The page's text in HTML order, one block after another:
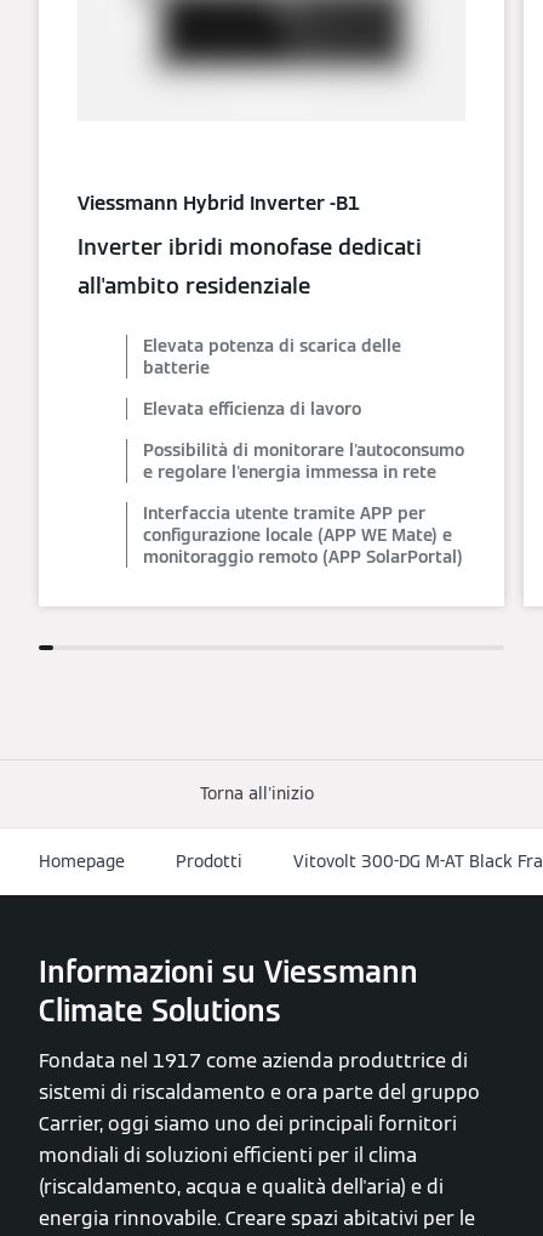
Viessmann Hybrid Inverter -B1
Inverter ibridi monofase dedicati
all'ambito residenziale
Elevata potenza di scarica delle
batterie
Elevata efficienza di lavoro
Possibilità di monitorare l'autoconsumo
e regolare l'energia immessa in rete
Interfaccia utente tramite APP per
configurazione locale (APP WE Mate) e
monitoraggio remoto (APP SolarPortal)
Torna all'inizio
Homepage Prodotti Vitovolt 300-DG M-AT Black
Informazioni su Viessmann
Climate Solutions
Fondata nel 1917 come azienda produttrice di
sistemi di riscaldamento e ora parte del gruppo
Carrier, oggi siamo uno dei principali fornitori
mondiali di soluzioni efficienti per il clima
(riscaldamento, acqua e qualità dell'aria) e di
energia rinnovabile. Creare spazi abitativi per le